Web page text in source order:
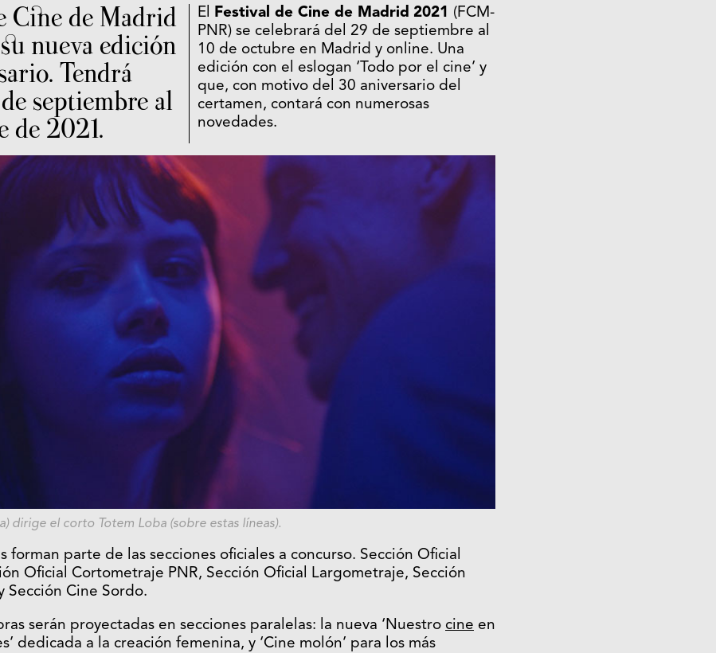
Cine de Madrid
nueva edición
Tendrá
septiembre al
de 2021.
El Festival de Cine de Madrid 2021 (FCM-
PNR) se celebrará del 29 de septiembre al
10 de octubre en Madrid y online. Una
edición con el eslogan ‘Todo por el cine’ y
que, con motivo del 30 aniversario del
certamen, contará con numerosas
novedades.
dirige el corto Totem Loba (sobre estas líneas).
forman parte de las secciones oficiales a concurso. Sección Oficial
Oficial Cortometraje PNR, Sección Oficial Largometraje, Sección
Sección Cine Sordo.
serán proyectadas en secciones paralelas: la nueva ‘Nuestro cine en
dedicada a la creación femenina, y ‘Cine molón’ para los más